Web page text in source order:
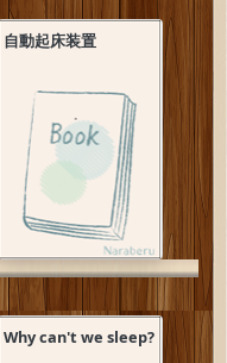
自動起床装置
Why can't we sleep?